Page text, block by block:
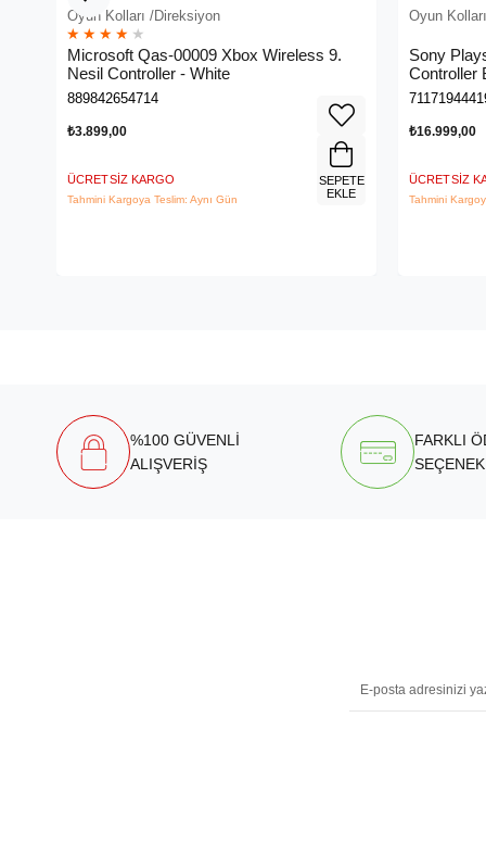
Oyun Kolları /Direksiyon
★ ★ ★ ★ ★
Microsoft Qas-00009 Xbox Wireless 9.
Nesil Controller - White
889842654714
₺3.899,00
ÜCRETSIZ KARGO
Tahmini Kargoya Teslim: Aynı Gün
SEPETE
EKLE
Oyun
Sony
Controller
₺16.999,00
ÜCRETSIZ
Tahmini
%100 GÜVENLİ
ALIŞVERİŞ
FARKLI